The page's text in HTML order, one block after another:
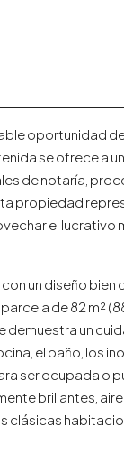
oportunidad
se ofrece a
de notaría,
propiedad
el lucrativo
un diseño
de 82 m²
demuestra un
el baño, los
ser ocupada o
brillantes,
clásicas